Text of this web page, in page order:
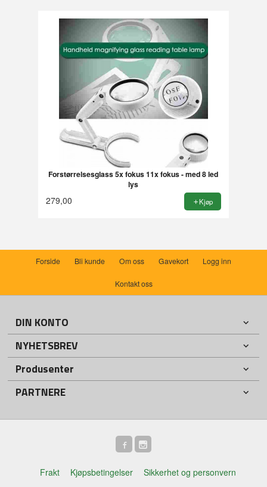
Forstørrelsesglass 5x fokus 11x fokus - med 8 led
lys
279,00 Kjøp
Forside Bli kunde Om oss Gavekort Logg inn
Kontakt oss
DIN KONTO
NYHETSBREV
Produsenter
PARTNERE
Frakt Kjøpsbetingelser Sikkerhet og personvern